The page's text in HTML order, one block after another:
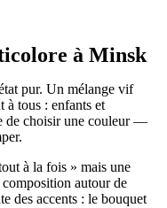
à Minsk
pur. Un mélange vif
à tous : enfants et
de choisir une couleur —
à la fois » mais une
autour de
des accents : le bouquet